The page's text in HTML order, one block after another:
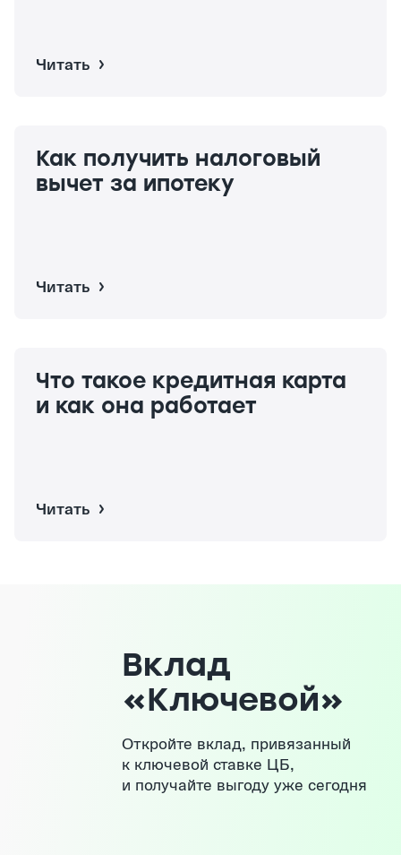
Читать
Как получить налоговый
вычет за ипотеку
Читать
Что такое кредитная карта
и как она работает
Читать
Вклад
«‎Ключевой»‎
Откройте вклад, привязанный
к ключевой ставке ЦБ,
и получайте выгоду уже сегодня